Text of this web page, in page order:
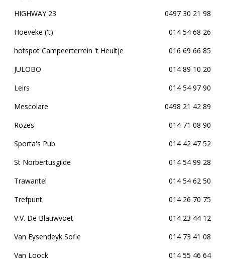
HIGHWAY 23
0497 30 21 98
Hoeveke ('t)
014 54 68 26
hotspot Campeerterrein 't Heultje
016 69 66 85
JULOBO
014 89 10 20
Leirs
014 54 97 90
Mescolare
0498 21 42 89
Rozes
014 71 08 90
Sporta's Pub
014 42 47 52
St Norbertusgilde
014 54 99 28
Trawantel
014 54 62 50
Trefpunt
014 26 70 75
V.V. De Blauwvoet
014 23 44 12
Van Eysendeyk Sofie
014 73 41 08
Van Loock
014 55 46 64